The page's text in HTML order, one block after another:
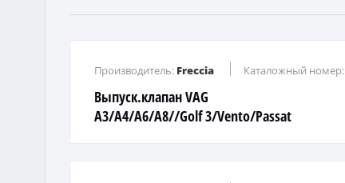
Выпуск.клапан VAG
A3/A4/A6/A8//Golf 3/Vento/Passat
Производитель: Freccia Каталожный номер: